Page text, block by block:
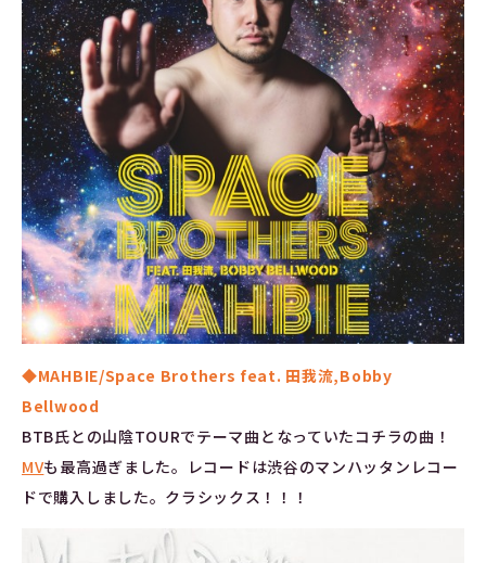
◆MAHBIE/Space Brothers feat. 田我流,Bobby
Bellwood
BTB氏との山陰TOURでテーマ曲となっていたコチラの曲！
MVも最高過ぎました。レコードは渋谷のマンハッタンレコー
ドで購入しました。クラシックス！！！